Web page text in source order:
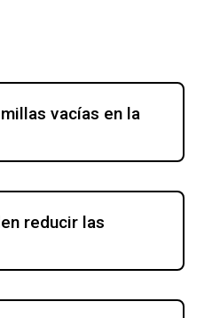
vacías en la
reducir las